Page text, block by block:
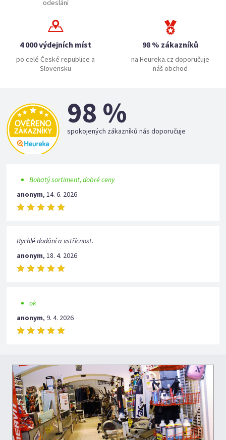
odeslání
4 000 výdejních míst
po celé České republice a
Slovensku
98 % zákazníků
na Heureka.cz doporučuje
náš obchod
98 %
spokojených zákazníků nás doporučuje
Bohatý sortiment, dobré ceny
anonym,14. 6. 2026
Rychlé dodání a vstřícnost.
anonym,18. 4. 2026
ok
anonym,9. 4. 2026